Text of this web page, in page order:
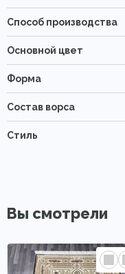
Способ производства
Основной цвет
Форма
Состав ворса
Стиль
Вы смотрели